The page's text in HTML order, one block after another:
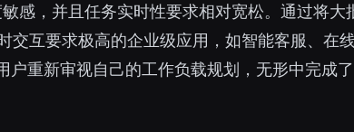
感，并且任务实时性要求相对宽松。通过将大
互要求极高的企业级应用，如智能客服、在
重新审视自己的工作负载规划，无形中完成